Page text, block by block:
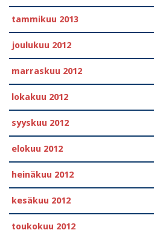
tammikuu 2013
joulukuu 2012
marraskuu 2012
lokakuu 2012
syyskuu 2012
elokuu 2012
heinäkuu 2012
kesäkuu 2012
toukokuu 2012